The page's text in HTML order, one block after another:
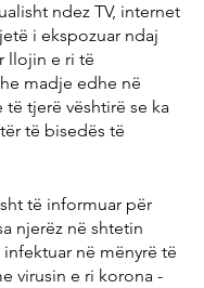
ndez TV, internet
i ekspozuar ndaj
llojin e ri të
madje edhe në
të tjerë vështirë se ka
të bisedës të
të informuar për
njerëz në shtetin
në mënyrë të
virusin e ri korona -